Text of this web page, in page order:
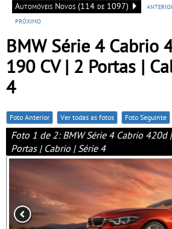
Automóveis Novos (114 de 1097)
próximo
BMW Série 4 Cabrio
190 CV | 2 Portas |
4
Foto Anterior Ver todas as fotos Foto Seguinte
Foto 1 de 2: BMW Série 4 Cabrio 420d
Portas | Cabrio | Série 4